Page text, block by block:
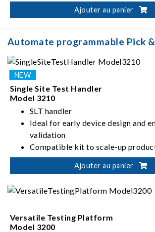
Ajouter au panier
Automate programmable Pick
Single Site Test Handler
Model 3210
SLT handler
Ideal for early device design and
validation
Compatible kit to scale-up
ATC Tri-temp -40℃ to 150℃ IC
Ajouter au panier
Versatile Testing Platform
Model 3200